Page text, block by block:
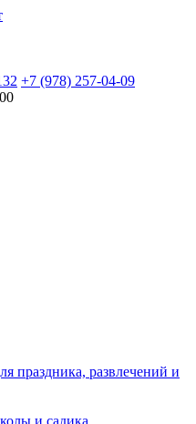
+7 (978) 257-04-09
праздника, развлечений и
и садика